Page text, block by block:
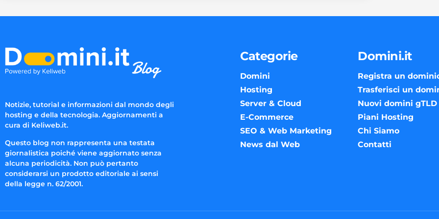
Notizie, tutorial e informazioni dal mondo degli
hosting e della tecnologia. Aggiornamenti a
cura di Keliweb.it.
Questo blog non rappresenta una testata
giornalistica poiché viene aggiornato senza
alcuna periodicità. Non può pertanto
considerarsi un prodotto editoriale ai sensi
della legge n. 62/2001.
Categorie
Domini
Hosting
Server & Cloud
E-Commerce
SEO & Web Marketing
News dal Web
Domini.it
Registra un
Trasferisci un
Nuovi domini gTLD
Piani Hosting
Chi Siamo
Contatti